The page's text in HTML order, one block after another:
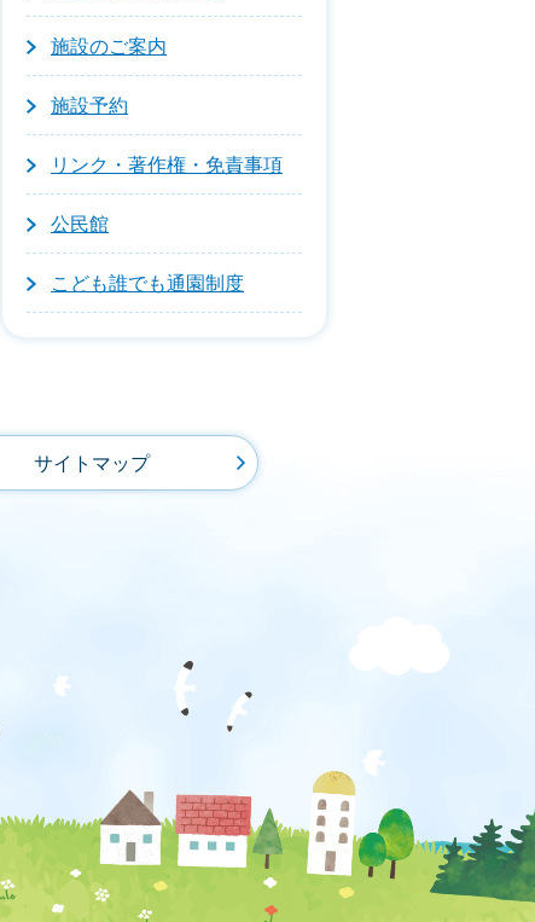
施設のご案内
施設予約
リンク・著作権・免責事項
公民館
こども誰でも通園制度
サイトマップ